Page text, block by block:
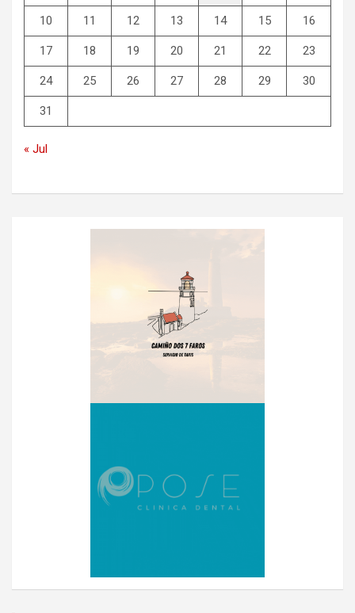
10 11 12 13 14 15 16
17 18 19 20 21 22 23
24 25 26 27 28 29 30
31
« Jul